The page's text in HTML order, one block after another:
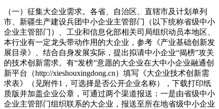
（一）征集大企业需求。各省、自治区、直辖市及计划单列
市、新疆生产建设兵团中小企业主管部门（以下统称省级中小
企业主管部门）、工业和信息化部相关司局组织动员本地区、
本行业有一定龙头带动作用的大企业，参考《产业基础创新发
展目录》、结合自身发展实际，提出拟请中小企业“揭榜”攻关
的技术创新需求。有“发榜”意愿的大企业在大中小企业融通创
新平台（http://xieshouxingdong.cn）填写《大企业技术创新需
求表》（见附件1，可选择是否公开企业名称），下载打印纸
质版并加盖企业公章，可通过两个渠道报送：一是由省级中小
企业主管部门组织联系的大企业，报送至所在地省级中小企业